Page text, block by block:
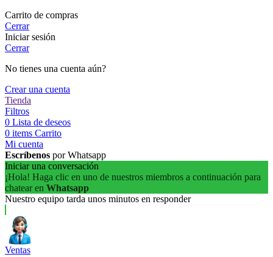
Carrito de compras
Cerrar
Iniciar sesión
Cerrar
No tienes una cuenta aún?
Crear una cuenta
Tienda
Filtros
0 Lista de deseos
0 items Carrito
Mi cuenta
Escríbenos por Whatsapp
Iniciar una conversación
¡Hola! Haga clic en uno de nuestros miembros a continuación para
chatear en Whatsapp
Nuestro equipo tarda unos minutos en responder
Ventas